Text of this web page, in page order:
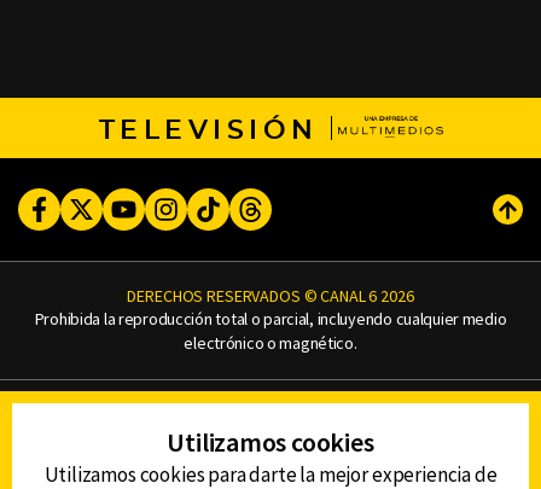
TELEVISIÓN
FacebookTwitterYoutubeInstagram
TikTokThreads
DERECHOS RESERVADOS © CANAL 6 2026
Prohibida la reproducción total o parcial, incluyendo cualquier medio
electrónico o magnético.
AVISO DE PRIVACIDAD
AVISO LEGAL
DEFENSORÍA DE LAS AUDIENCIAS
Utilizamos cookies
Utilizamos cookies para darte la mejor experiencia de